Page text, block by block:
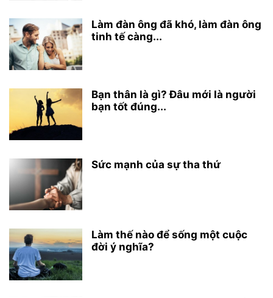
Làm đàn ông đã khó, làm đàn ông
tinh tế càng...
Bạn thân là gì? Đâu mới là người
bạn tốt đúng...
Sức mạnh của sự tha thứ
Làm thế nào để sống một cuộc
đời ý nghĩa?